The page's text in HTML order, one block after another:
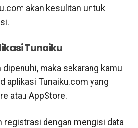
akan kesulitan untuk
Tunaiku
dipenuhi, maka sekarang kamu
aplikasi Tunaiku.com yang
atau AppStore.
registrasi dengan mengisi data